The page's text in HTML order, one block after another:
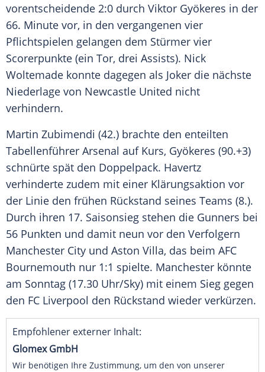
vorentscheidende 2:0 durch Viktor Gyökeres in der
66. Minute vor, in den vergangenen vier
Pflichtspielen gelangen dem Stürmer vier
Scorerpunkte (ein Tor, drei Assists). Nick
Woltemade konnte dagegen als Joker die nächste
Niederlage von Newcastle United nicht
verhindern.
Martin Zubimendi (42.) brachte den enteilten
Tabellenführer Arsenal auf Kurs, Gyökeres (90.+3)
schnürte spät den Doppelpack. Havertz
verhinderte zudem mit einer Klärungsaktion vor
der Linie den frühen Rückstand seines Teams (8.).
Durch ihren 17. Saisonsieg stehen die Gunners bei
56 Punkten und damit neun vor den Verfolgern
Manchester City und Aston Villa, das beim AFC
Bournemouth nur 1:1 spielte. Manchester könnte
am Sonntag (17.30 Uhr/Sky) mit einem Sieg gegen
den FC Liverpool den Rückstand wieder verkürzen.
Empfohlener externer Inhalt:
Glomex GmbH
Wir benötigen Ihre Zustimmung, um den von unserer